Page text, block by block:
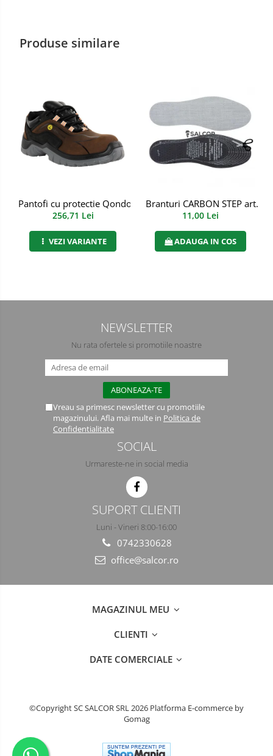
Caciuli
Sepci
Filtre
Ochelari
Produse similare
Pantofi cu protectie Qondor S3S FO SR ESD, Renania,
256,71 Lei
VEZI VARIANTE
Branturi CARBON STEP art.
11,00 Lei
ADAUGA IN COS
NEWSLETTER
Nu rata ofertele si promotiile noastre
Vreau sa primesc newsletter cu promotiile
magazinului. Afla mai multe in Politica de
Confidentialitate
SOCIAL
Urmareste-ne in social media
SUPORT CLIENTI
Luni - Vineri 8:00-16:00
0742330628
office@salcor.ro
MAGAZINUL MEU
CLIENTI
DATE COMERCIALE
©Copyright SC SALCOR SRL 2026 Platforma E-commerce by
Gomag